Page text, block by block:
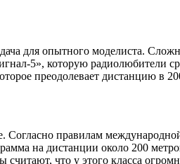
для опытного моделиста.
5», которую
преодолевает дистанцию в
правилам
на дистанции около 200
считают, что у этого класса